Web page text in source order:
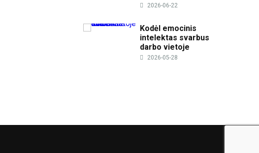
2026-06-22
Kodėl emocinis
intelektas svarbus
darbo vietoje
2026-05-28